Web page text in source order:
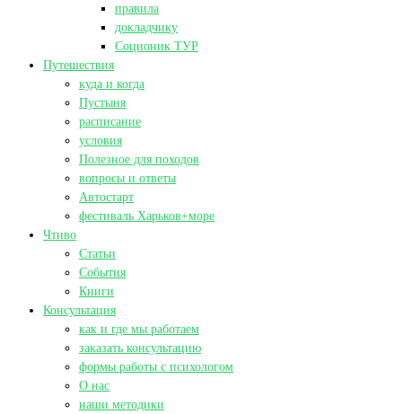
правила
докладчику
Соционик ТУР
Путешествия
куда и когда
Пустыня
расписание
условия
Полезное для походов
вопросы и ответы
Автостарт
фестиваль Харьков+море
Чтиво
Статьи
События
Книги
Консультация
как и где мы работаем
заказать консультацию
формы работы с психологом
О нас
наши методики